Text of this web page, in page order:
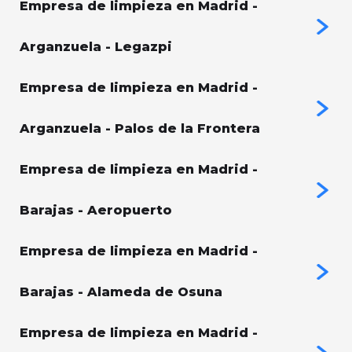
Empresa de limpieza en Madrid -
Arganzuela - Legazpi
Empresa de limpieza en Madrid -
Arganzuela - Palos de la Frontera
Empresa de limpieza en Madrid -
Barajas - Aeropuerto
Empresa de limpieza en Madrid -
Barajas - Alameda de Osuna
Empresa de limpieza en Madrid -